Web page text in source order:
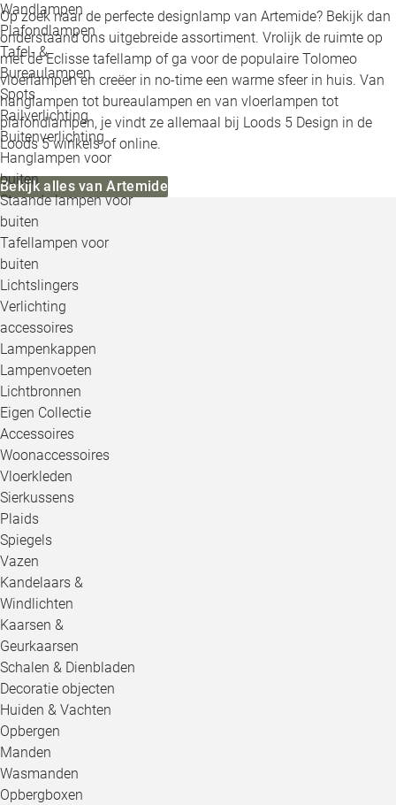
Wandlampen
Plafondlampen
Tafel- &
Bureaulampen
Spots
Railverlichting
Buitenverlichting
Hanglampen voor
buiten
Staande lampen voor
buiten
Tafellampen voor
buiten
Lichtslingers
Verlichting
accessoires
Lampenkappen
Lampenvoeten
Lichtbronnen
Eigen Collectie
Accessoires
Woonaccessoires
Vloerkleden
Sierkussens
Plaids
Spiegels
Vazen
Kandelaars &
Windlichten
Kaarsen &
Geurkaarsen
Schalen & Dienbladen
Decoratie objecten
Huiden & Vachten
Opbergen
Manden
Wasmanden
Opbergboxen
Op zoek naar de perfecte designlamp van Artemide? Bekijk dan
onderstaand ons uitgebreide assortiment. Vrolijk de ruimte op
met de Eclisse tafellamp of ga voor de populaire Tolomeo
vloerlampen en creëer in no-time een warme sfeer in huis. Van
hanglampen tot bureaulampen en van vloerlampen tot
plafondlampen, je vindt ze allemaal bij Loods 5 Design in de
Loods 5 winkels of online.
Bekijk alles van Artemide